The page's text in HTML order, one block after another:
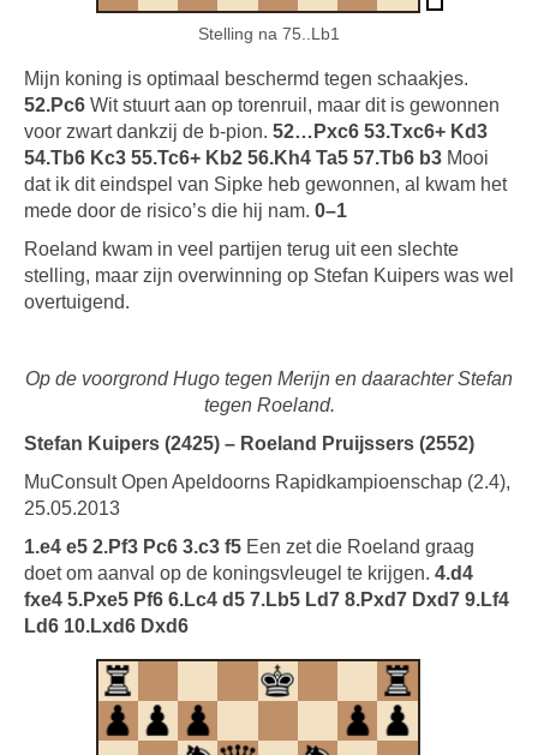
Stelling na 75..Lb1
Mijn koning is optimaal beschermd tegen schaakjes.
52.Pc6 Wit stuurt aan op torenruil, maar dit is gewonnen
voor zwart dankzij de b-pion. 52…Pxc6 53.Txc6+ Kd3
54.Tb6 Kc3 55.Tc6+ Kb2 56.Kh4 Ta5 57.Tb6 b3 Mooi
dat ik dit eindspel van Sipke heb gewonnen, al kwam het
mede door de risico’s die hij nam. 0–1
Roeland kwam in veel partijen terug uit een slechte
stelling, maar zijn overwinning op Stefan Kuipers was wel
overtuigend.
Op de voorgrond Hugo tegen Merijn en daarachter Stefan
tegen Roeland.
Stefan Kuipers (2425) – Roeland Pruijssers (2552)
MuConsult Open Apeldoorns Rapidkampioenschap (2.4),
25.05.2013
1.e4 e5 2.Pf3 Pc6 3.c3 f5 Een zet die Roeland graag
doet om aanval op de koningsvleugel te krijgen. 4.d4
fxe4 5.Pxe5 Pf6 6.Lc4 d5 7.Lb5 Ld7 8.Pxd7 Dxd7 9.Lf4
Ld6 10.Lxd6 Dxd6